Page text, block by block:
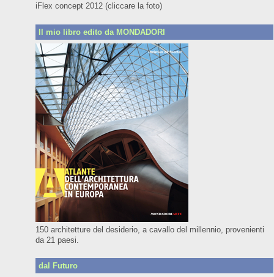
iFlex concept 2012 (cliccare la foto)
Il mio libro edito da MONDADORI
150 architetture del desiderio, a cavallo del millennio, provenienti
da 21 paesi.
dal Futuro